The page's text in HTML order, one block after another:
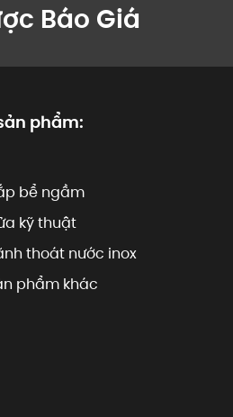
Báo Giá
phẩm:
bể ngầm
kỹ thuật
thoát nước inox
phẩm khác